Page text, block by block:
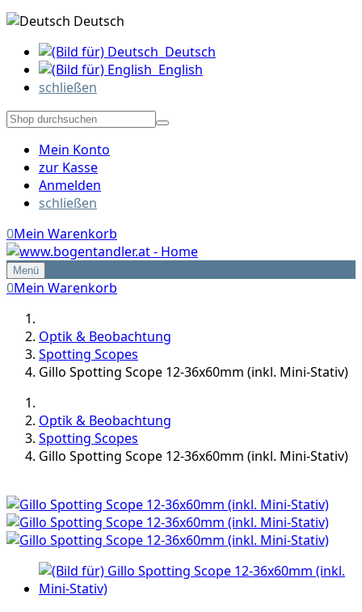
Deutsch
Deutsch
English
schließen
Mein Konto
zur Kasse
Anmelden
schließen
0Mein Warenkorb
Menü
0Mein Warenkorb
Optik & Beobachtung
Spotting Scopes
Gillo Spotting Scope 12-36x60mm (inkl. Mini-Stativ)
Optik & Beobachtung
Spotting Scopes
Gillo Spotting Scope 12-36x60mm (inkl. Mini-Stativ)